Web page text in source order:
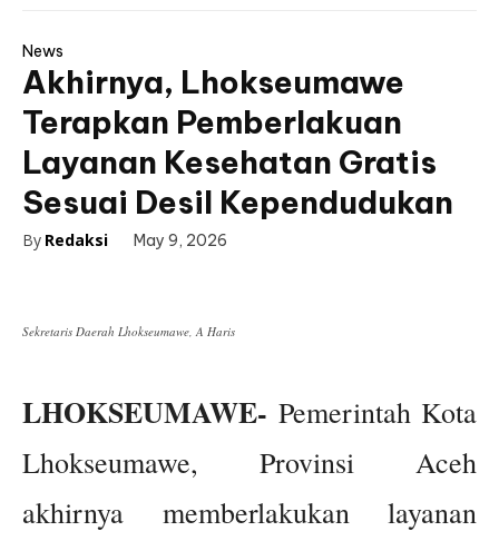
News
Akhirnya, Lhokseumawe
Terapkan Pemberlakuan
Layanan Kesehatan Gratis
Sesuai Desil Kependudukan
By Redaksi May 9, 2026
Sekretaris Daerah Lhokseumawe, A Haris
LHOKSEUMAWE- Pemerintah Kota
Lhokseumawe, Provinsi Aceh
akhirnya memberlakukan layanan